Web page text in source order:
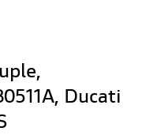
Ducati